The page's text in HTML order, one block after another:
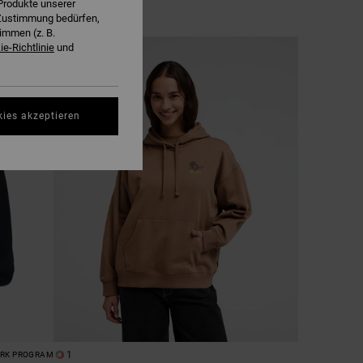
PROGRAM
NEUHEITEN
1
unserer
bedürfen,
(z. B.
Richtlinie und
akzeptieren